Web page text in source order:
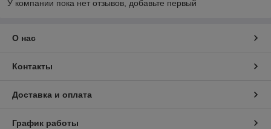
У компании пока нет отзывов, добавьте первый
О нас
Контакты
Доставка и оплата
График работы